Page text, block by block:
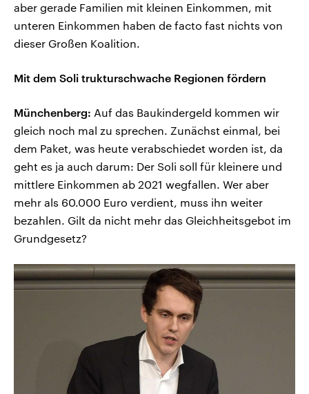
aber gerade Familien mit kleinen Einkommen, mit
unteren Einkommen haben de facto fast nichts von
dieser Großen Koalition.
Mit dem Soli trukturschwache Regionen fördern
Münchenberg: Auf das Baukindergeld kommen wir
gleich noch mal zu sprechen. Zunächst einmal, bei
dem Paket, was heute verabschiedet worden ist, da
geht es ja auch darum: Der Soli soll für kleinere und
mittlere Einkommen ab 2021 wegfallen. Wer aber
mehr als 60.000 Euro verdient, muss ihn weiter
bezahlen. Gilt da nicht mehr das Gleichheitsgebot im
Grundgesetz?